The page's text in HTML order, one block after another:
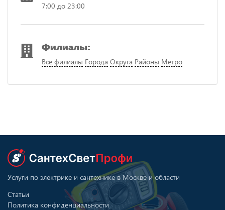
7:00 до 23:00
Филиалы:
Все филиалы Города Округа Районы Метро
Услуги по электрике и сантехнике в Москве и области
Статьи
Политика конфиденциальности